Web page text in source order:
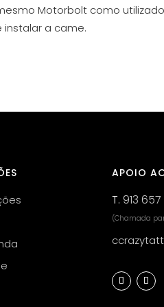
Motorbolt como
instalar a came.
APOIO
T. 913
(Chamada